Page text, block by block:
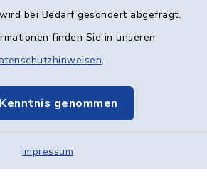
bei Bedarf gesondert abgefragt.
finden Sie in unseren
.
genommen
Impressum
Datenschutz
Kommunikation
Sitemap